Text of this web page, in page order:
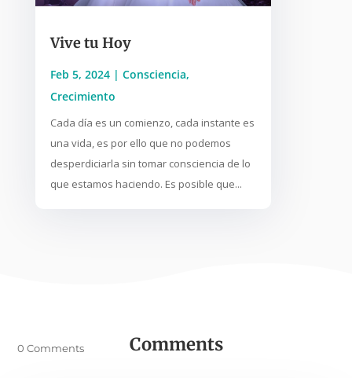
Vive tu Hoy
Feb 5, 2024| Consciencia,
Crecimiento
Cada día es un comienzo, cada instante es
una vida, es por ello que no podemos
desperdiciarla sin tomar consciencia de lo
que estamos haciendo. Es posible que...
Comments
0 Comments